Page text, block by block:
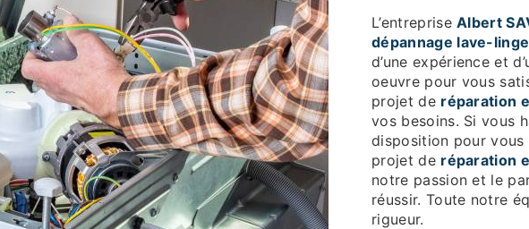
L’entrepriseAlbert
dépannage lave-linge
d’une expérience et
oeuvre pour vous
projet de réparation
vos besoins. Si vous
disposition pour vous
projet de réparation
notre passion et le
réussir. Toute notre
rigueur.